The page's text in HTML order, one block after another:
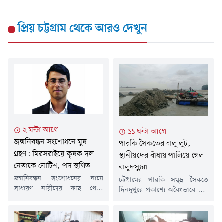
প্রিয় চট্টগ্রামথেকে আরও দেখুন
২ ঘন্টা আগে
জন্মনিবন্ধন সংশোধনে ঘুষ
গ্রহণ: মিরসরাইয়ে কৃষক দল
নেতাকে নোটিশ, পদ স্থগিত
জন্মনিবন্ধন সংশোধনের নামে
সাধারণ নারীদের কাছ থেকে
এক বিএনপি সমর্থিত কৃষক দল
১১ ঘন্টা আগে
পারকি সৈকতের বালু লুট,
স্থানীয়দের বাঁধায় পালিয়ে গেল
বালুদস্যুরা
চট্টগ্রামের পারকি সমুদ্র সৈকতে
দিনদুপুরে প্রকাশ্যে অবৈধভাবে বালু
বাঁধার মুখে পালিয়ে গেছে
বালুদস্যুরা। শুক্রবার (৭ আগস্ট)